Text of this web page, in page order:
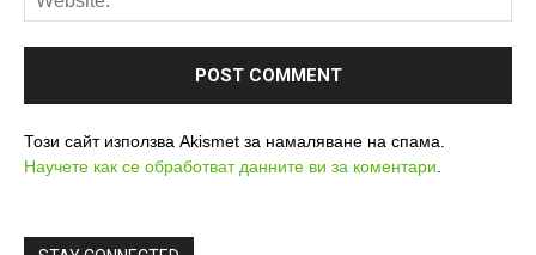
Този сайт използва Akismet за намаляване на спама.
Научете как се обработват данните ви за коментари